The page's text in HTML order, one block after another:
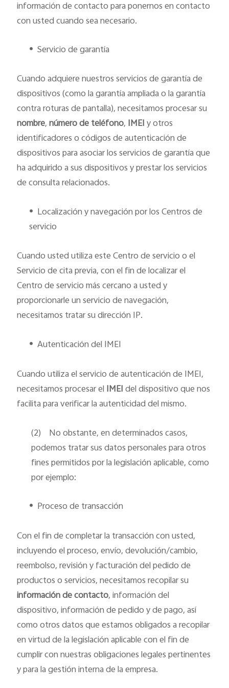
información de contacto para ponernos en contacto
con usted cuando sea necesario.
• Servicio de garantía
Cuando adquiere nuestros servicios de garantía de
dispositivos (como la garantía ampliada o la garantía
contra roturas de pantalla), necesitamos procesar su
nombre,número de teléfono, IMEI y otros
identificadores o códigos de autenticación de
dispositivos para asociar los servicios de garantía que
ha adquirido a sus dispositivos y prestar los servicios
de consulta relacionados.
• Localización y navegación por los Centros de
servicio
Cuando usted utiliza este Centro de servicio o el
Servicio de cita previa, con el fin de localizar el
Centro de servicio más cercano a usted y
proporcionarle un servicio de navegación,
necesitamos tratar su dirección IP.
• Autenticación del IMEI
Cuando utiliza el servicio de autenticación de IMEI,
necesitamos procesar el IMEI del dispositivo que nos
facilita para verificar la autenticidad del mismo.
(2)
No obstante, en determinados casos,
podemos tratar sus datos personales para otros
fines permitidos por la legislación aplicable, como
por ejemplo:
• Proceso de transacción
Con el fin de completar la transacción con usted,
incluyendo el proceso, envío, devolución/cambio,
reembolso, revisión y facturación del pedido de
productos o servicios, necesitamos recopilar su
información de contacto, información del
dispositivo, información de pedido y de pago, así
como otros datos que estamos obligados a recopilar
en virtud de la legislación aplicable con el fin de
cumplir con nuestras obligaciones legales pertinentes
y para la gestión interna de la empresa.